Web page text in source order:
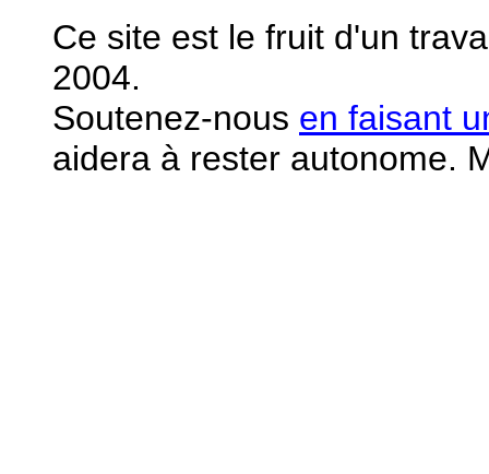
Ce site est le fruit d'un
2004.
Soutenez-nous en faisant
aidera à rester autonome.